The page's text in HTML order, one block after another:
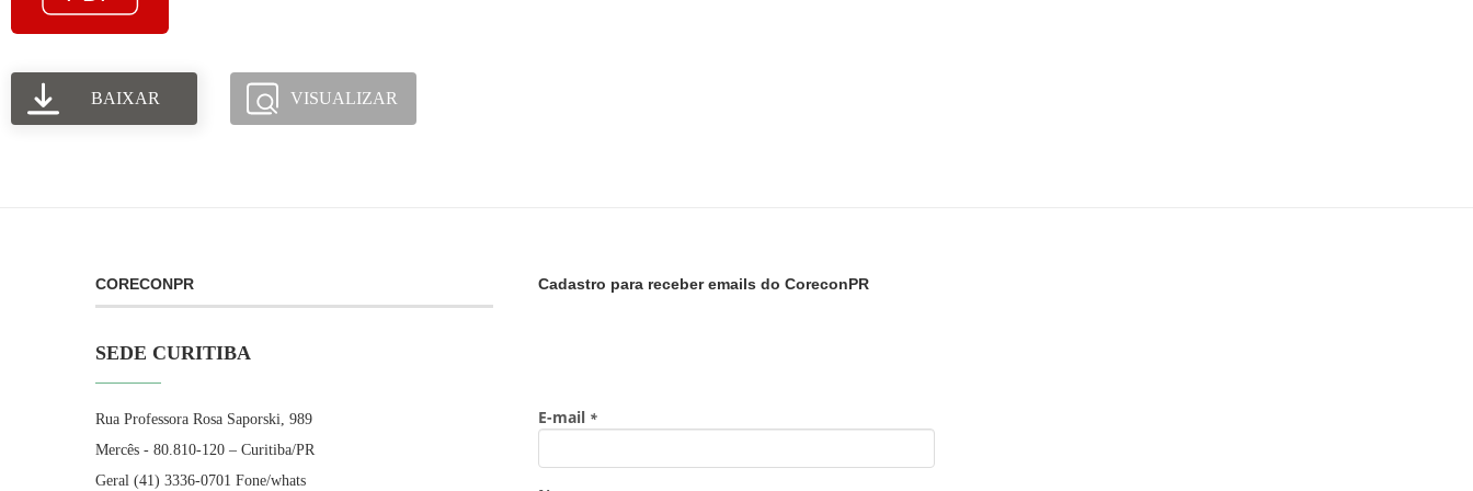
BAIXAR VISUALIZAR
CORECONPR
SEDE CURITIBA
Rua Professora Rosa Saporski, 989
Mercês - 80.810-120 – Curitiba/PR
Geral (41) 3336-0701 Fone/whats
Cadastro para receber emails do CoreconPR